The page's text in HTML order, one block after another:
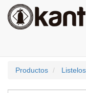
Productos Listelos